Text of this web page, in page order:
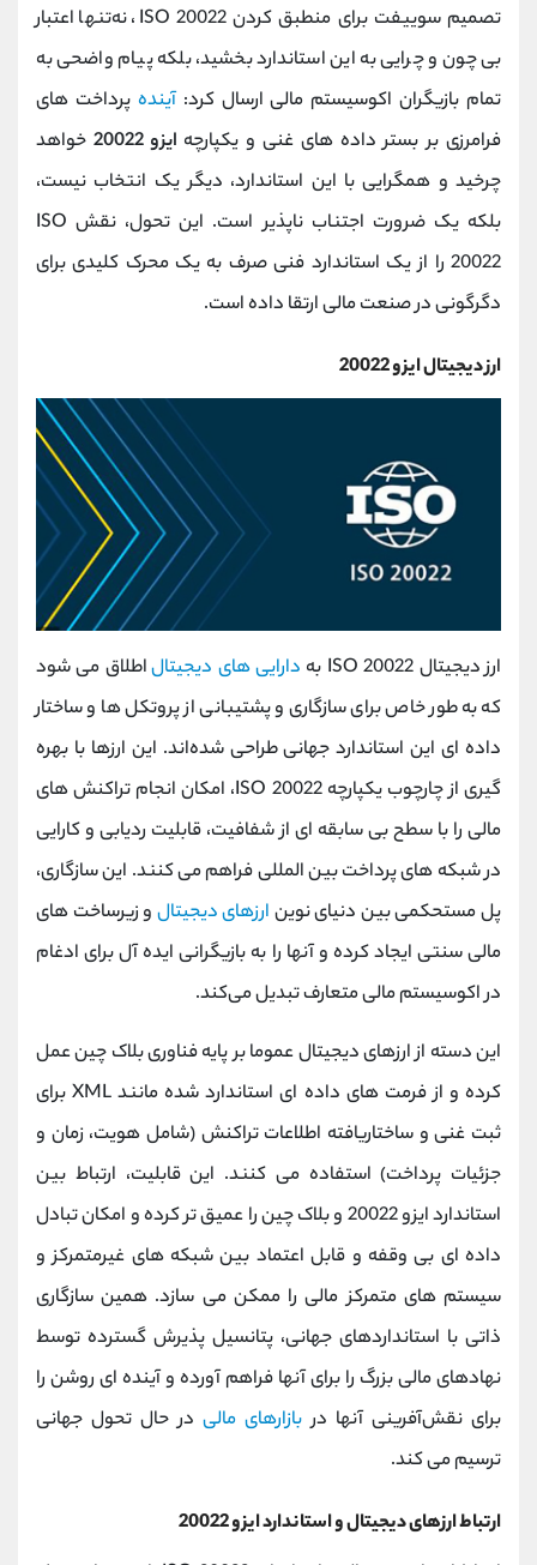
تصمیم سوییفت برای منطبق کردن ISO 20022، نه‌تنها اعتبار
بی‌ چون ‌و چرایی به این استاندارد بخشید، بلکه پیام واضحی به
تمام بازیگران اکوسیستم مالی ارسال کرد:آینده پرداخت ‌های
فرامرزی بر بستر داده‌ های غنی و یکپارچه ایزو 20022
خواهد
چرخید و همگرایی با این استاندارد، دیگر یک انتخاب نیست،
بلکه یک ضرورت اجتناب ‌ناپذیر است. این تحول، نقش ISO
20022 را از یک استاندارد فنی صرف به یک محرک کلیدی برای
دگرگونی در صنعت مالی ارتقا داده است.
ارز دیجیتال ایزو 20022
ارز دیجیتال ISO 20022 به دارایی ‌های دیجیتالاطلاق می ‌شود
که به طور خاص برای سازگاری و پشتیبانی از پروتکل ‌ها و ساختار
داده ‌ای این استاندارد جهانی طراحی شده‌اند. این ارزها با بهره
‌گیری از چارچوب یکپارچه ISO 20022، امکان انجام تراکنش‌ های
مالی را با سطح بی ‌سابقه‌ ای از شفافیت، قابلیت ردیابی و کارایی
در شبکه ‌های پرداخت بین ‌المللی فراهم می ‌کنند. این سازگاری،
پل مستحکمی بین دنیای نوین ارزهای دیجیتال و زیرساخت ‌های
مالی سنتی ایجاد کرده و آنها را به بازیگرانی ایده ‌آل برای ادغام
در اکوسیستم مالی متعارف تبدیل می‌کند.
این دسته از ارزهای دیجیتال عموما بر پایه فناوری بلاک ‌چین عمل
کرده و از فرمت ‌های داده ‌ای استاندارد شده مانند XML برای
ثبت غنی و ساختاریافته اطلاعات تراکنش (شامل هویت، زمان و
جزئیات پرداخت) استفاده می‌ کنند. این قابلیت، ارتباط بین
استاندارد ایزو 20022 و بلاک ‌چین را عمیق ‌تر کرده و امکان تبادل
داده ‌ای بی‌ وقفه و قابل اعتماد بین شبکه‌ های غیرمتمرکز و
سیستم ‌های متمرکز مالی را ممکن می ‌سازد. همین سازگاری
ذاتی با استانداردهای جهانی، پتانسیل پذیرش گسترده توسط
نهادهای مالی بزرگ را برای آنها فراهم آورده و آینده ‌ای روشن را
برای نقش‌آفرینی آنها در بازارهای مالی در حال تحول جهانی
ترسیم می کند.
ارتباط ارزهای دیجیتال و استاندارد ایزو 20022